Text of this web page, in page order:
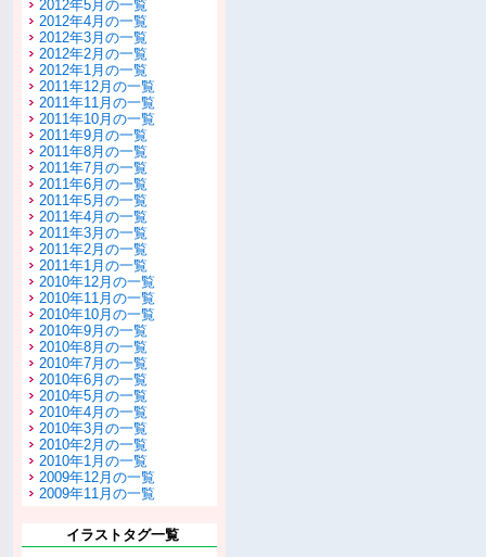
2012年5月の一覧
2012年4月の一覧
2012年3月の一覧
2012年2月の一覧
2012年1月の一覧
2011年12月の一覧
2011年11月の一覧
2011年10月の一覧
2011年9月の一覧
2011年8月の一覧
2011年7月の一覧
2011年6月の一覧
2011年5月の一覧
2011年4月の一覧
2011年3月の一覧
2011年2月の一覧
2011年1月の一覧
2010年12月の一覧
2010年11月の一覧
2010年10月の一覧
2010年9月の一覧
2010年8月の一覧
2010年7月の一覧
2010年6月の一覧
2010年5月の一覧
2010年4月の一覧
2010年3月の一覧
2010年2月の一覧
2010年1月の一覧
2009年12月の一覧
2009年11月の一覧
イラストタグ一覧